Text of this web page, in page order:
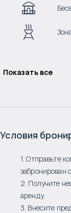
Показать все
Условия
1. Отправьте
забронирован
2. Получите
аренду.
3. Внесите